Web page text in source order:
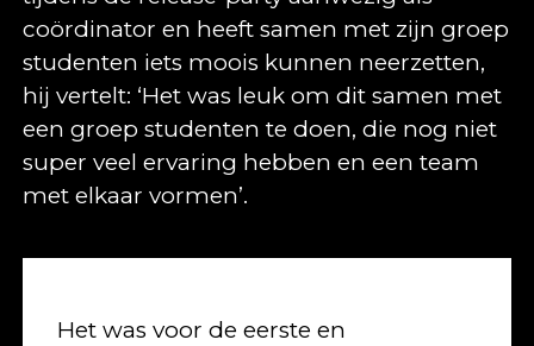
coördinator en heeft samen met zijn groep
studenten iets moois kunnen neerzetten,
hij vertelt: ‘Het was leuk om dit samen met
een groep studenten te doen, die nog niet
super veel ervaring hebben en een team
met elkaar vormen’.
Het was voor de eerste en